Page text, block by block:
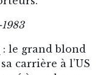
lensoise dont
de Coupe